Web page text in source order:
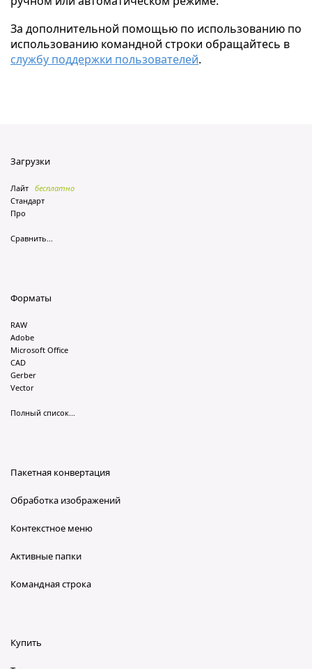
За дополнительной помощью по использованию по
использованию командной строки обращайтесь в
службу поддержки пользователей.
Загрузки
Лайт бесплатно
Стандарт
Про
Сравнить...
Форматы
RAW
Adobe
Microsoft Office
CAD
Gerber
Vector
Полный список...
Пакетная конвертация
Обработка изображений
Контекстное меню
Активные папки
Командная строка
Купить